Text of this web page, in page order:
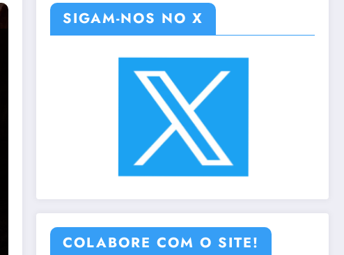
SIGAM-NOS NO X
COLABORE COM O SITE!